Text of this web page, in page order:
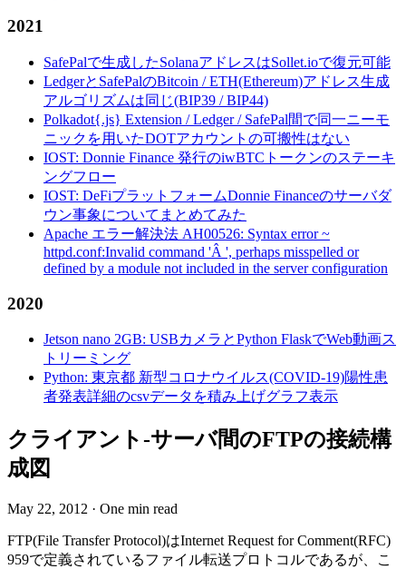
2021
SafePalで生成したSolanaアドレスはSollet.ioで復元可能
LedgerとSafePalのBitcoin / ETH(Ethereum)アドレス生成
アルゴリズムは同じ(BIP39 / BIP44)
Polkadot{.js} Extension / Ledger / SafePal間で同一ニーモ
ニックを用いたDOTアカウントの可搬性はない
IOST: Donnie Finance 発行のiwBTCトークンのステーキ
ングフロー
IOST: DeFiプラットフォームDonnie Financeのサーバダ
ウン事象についてまとめてみた
Apache エラー解決法 AH00526: Syntax error ~
httpd.conf:Invalid command 'Â ', perhaps misspelled or
defined by a module not included in the server configuration
2020
Jetson nano 2GB: USBカメラとPython FlaskでWeb動画ス
トリーミング
Python: 東京都 新型コロナウイルス(COVID-19)陽性患
者発表詳細のcsvデータを積み上げグラフ表示
クライアント-サーバ間のFTPの接続構
成図
May 22, 2012 · One min read
FTP(File Transfer Protocol)はInternet Request for Comment(RFC)
959で定義されているファイル転送プロトコルであるが、こ